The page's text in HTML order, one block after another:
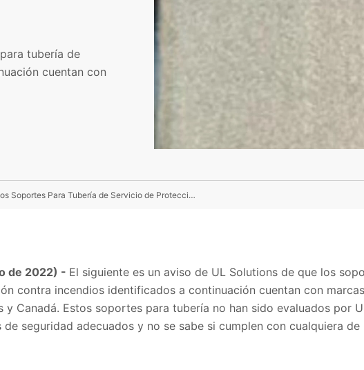
tubería de
cuentan con
ULSolutions Advierte de Las Marcas UL No Autorizadas En Los Soportes Para Tubería de Servicio de Protección Contra Incen
de 2022) - El siguiente es un aviso de UL Solutions de que los
contra incendios identificados a continuación cuentan con
y Canadá. Estos soportes para tubería no han sido evaluados por
seguridad adecuados y no se sabe si cumplen con cualquiera de